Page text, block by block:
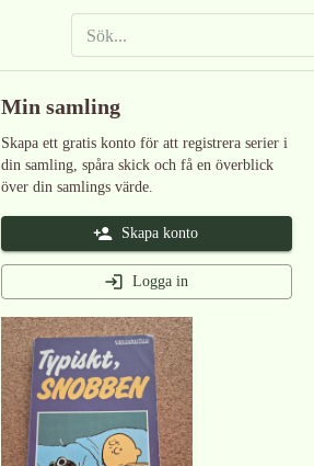
Min samling
Skapa ett gratis konto för att registrera serier i
din samling, spåra skick och få en överblick
över din samlings värde.
Skapa konto
Logga in